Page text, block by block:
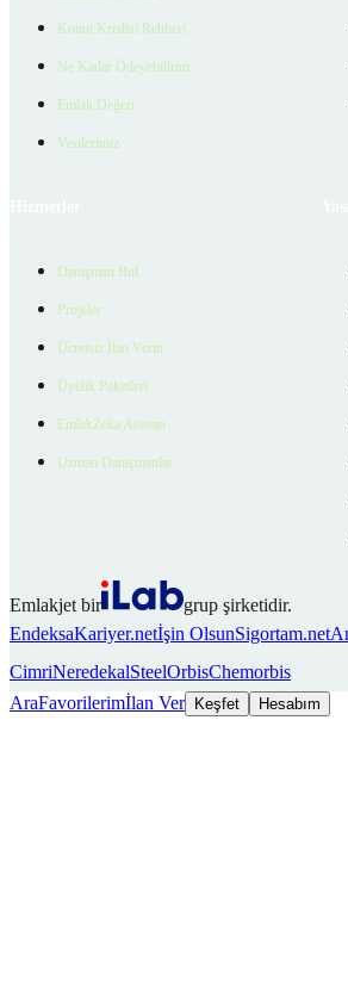
Konut Kredisi Rehberi
Ne Kadar Ödeyebilirim
Emlak Değeri
Verilerimiz
Danışman Bul
Projeler
Ücretsiz İlan Verin
Üyelik Paketleri
EmlakZeka Asistan
Uzman Danışmanlar
Emlakjet bir
grup şirketidir.
EndeksaKariyer.netİşin OlsunSigortam.net
CimriNeredekalSteelOrbisChemorbis
AraFavorilerimİlan Ver Keşfet Hesabım